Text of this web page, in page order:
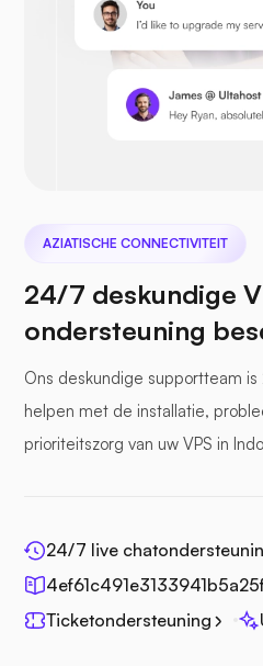
Prestashop
Zeebestand
AZIATISCHE CONNECTIVITEIT
24/7 deskundige
ondersteuning
Ons deskundige supportteam
helpen met de installatie,
prioriteitszorg van uw VPS in
24/7 live
Ticketondersteuning